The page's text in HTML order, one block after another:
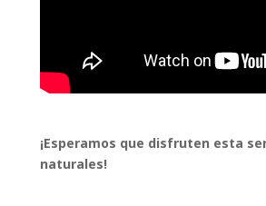
¡Esperamos que disfruten esta
naturales!